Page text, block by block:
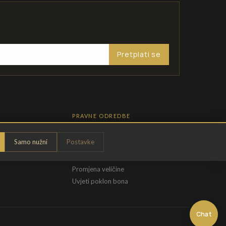
Chat
Samo nužni Postavke
Pretplati se
PRAVNE ODREDBE
Pravila privatnosti
Opći uvjeti
Promjena veličine
Uvjeti poklon bona